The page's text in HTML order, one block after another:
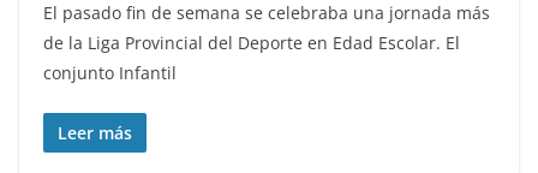
El pasado fin de semana se celebraba una jornada más
de la Liga Provincial del Deporte en Edad Escolar. El
conjunto Infantil
Leer más